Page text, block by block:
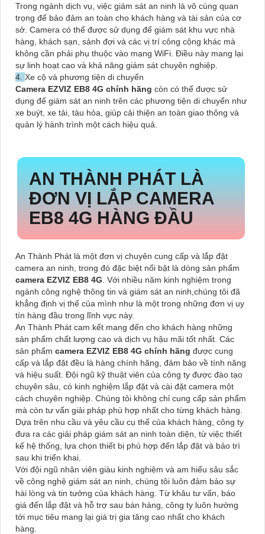
Trong ngành dịch vụ, việc giám sát an ninh là vô cùng quan
trọng để bảo đảm an toàn cho khách hàng và tài sản của cơ
sở. Camera có thể được sử dụng để giám sát khu vực nhà
hàng, khách sạn, sảnh đợi và các vị trí công cộng khác mà
không cần phải phụ thuộc vào mạng WiFi. Điều này mang lại
sự linh hoạt cao và khả năng giám sát chuyên nghiệp.
4. Xe cộ và phương tiện di chuyển
Camera EZVIZ EB8 4G chính hãng còn có thể được sử
dụng để giám sát an ninh trên các phương tiện di chuyển như
xe buýt, xe tải, tàu hỏa, giúp cải thiện an toàn giao thông và
quản lý hành trình một cách hiệu quả.
AN THÀNH PHÁT LÀ
ĐƠN VỊ LẮP CAMERA
EB8 4G HÀNG ĐẦU
An Thành Phát là một đơn vị chuyên cung cấp và lắp đặt
camera an ninh, trong đó đặc biệt nổi bật là dòng sản phẩm
camera EZVIZ EB8 4G . Với nhiều năm kinh nghiệm trong
ngành công nghệ thông tin và giám sát an ninh,chúng tôi đã
khẳng định vị thế của mình như là một trong những đơn vị uy
tín hàng đầu trong lĩnh vực này.
An Thành Phát cam kết mang đến cho khách hàng những
sản phẩm chất lượng cao và dịch vụ hậu mãi tốt nhất. Các
sản phẩm camera EZVIZ EB8 4G chính hãng được cung
cấp và lắp đặt đều là hàng chính hãng, đảm bảo về tính năng
và hiệu suất. Đội ngũ kỹ thuật viên của công ty được đào tạo
chuyên sâu, có kinh nghiệm lắp đặt và cài đặt camera một
cách chuyên nghiệp. Chúng tôi không chỉ cung cấp sản phẩm
mà còn tư vấn giải pháp phù hợp nhất cho từng khách hàng.
Dựa trên nhu cầu và yêu cầu cụ thể của khách hàng, công ty
đưa ra các giải pháp giám sát an ninh toàn diện, từ việc thiết
kế hệ thống, lựa chọn thiết bị phù hợp đến lắp đặt và bảo trì
sau khi triển khai.
Với đội ngũ nhân viên giàu kinh nghiệm và am hiểu sâu sắc
về công nghệ giám sát an ninh, chúng tôi luôn đảm bảo sự
hài lòng và tin tưởng của khách hàng. Từ khâu tư vấn, báo
giá đến lắp đặt và hỗ trợ sau bán hàng, công ty luôn hướng
tới mục tiêu mang lại giá trị gia tăng cao nhất cho khách
hàng.